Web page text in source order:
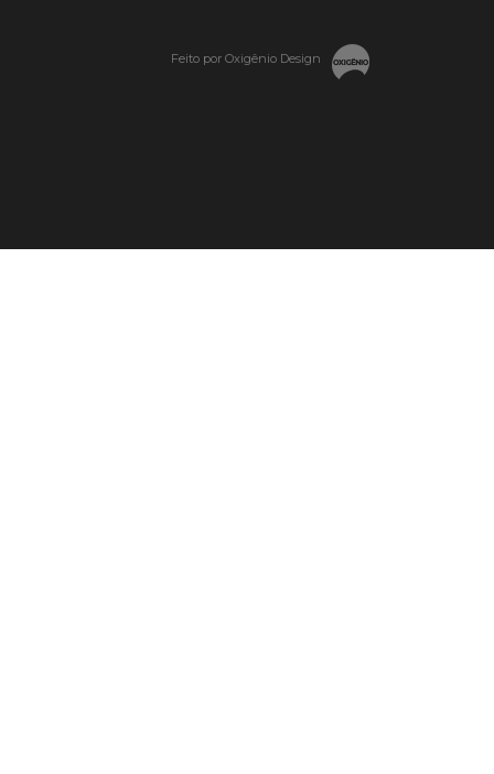
Feito por Oxigênio Design